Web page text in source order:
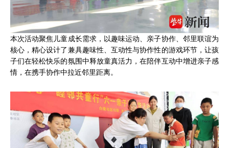
本次活动聚焦儿童成长需求，以趣味运动、亲子协作、邻里联谊为
核心，精心设计了兼具趣味性、互动性与协作性的游戏环节，让孩
子们在轻松快乐的氛围中释放童真活力，在陪伴互动中增进亲子感
情，在携手协作中拉近邻里距离。